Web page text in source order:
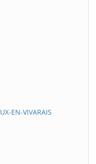
EN-VIVARAIS